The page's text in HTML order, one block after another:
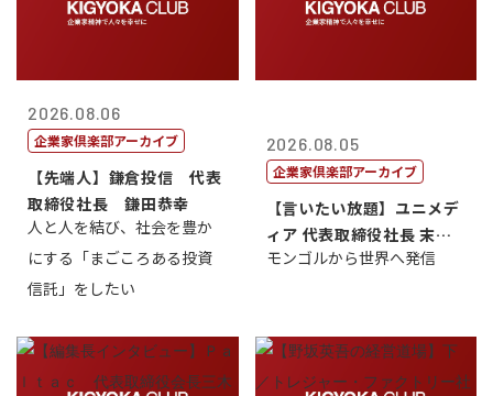
2026.08.06
企業家倶楽部アーカイブ
【先端人】鎌倉投信 代表
取締役社長 鎌田恭幸
人と人を結び、社会を豊か
にする「まごころある投資
信託」をしたい
2026.08.05
企業家倶楽部アーカイブ
【言いたい放題】ユニメデ
ィア 代表取締役社長 末田
真
モンゴルから世界へ発信